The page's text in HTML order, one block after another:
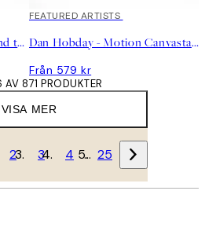
Britney Turner - You, Me and the Sea Canvastavla
FEATURED ARTISTS
Dan Hobday - Motion Canvastavla
Från 579 kr
VISA MER
871 PRODUKTER
2 3 4 … 25